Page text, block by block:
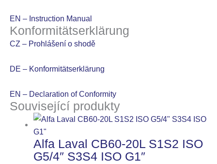
EN – Instruction Manual
Konformitätserklärung
CZ – Prohlášení o shodě
DE – Konformitätserklärung
EN – Declaration of Conformity
Související produkty
Alfa Laval CB60-20L S1S2 ISO
G5/4″ S3S4 ISO G1″